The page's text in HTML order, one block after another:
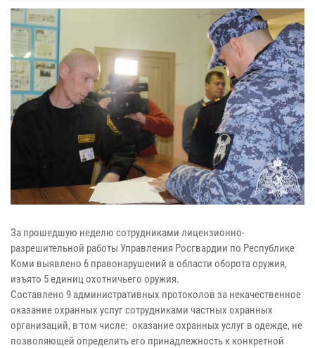
За прошедшую неделю сотрудниками лицензионно-
разрешительной работы Управления Росгвардии по Республике
Коми выявлено 6 правонарушений в области оборота оружия,
изъято 5 единиц охотничьего оружия.
Составлено 9 административных протоколов за некачественное
оказание охранных услуг сотрудниками частных охранных
организаций, в том числе: оказание охранных услуг в одежде, не
позволяющей определить его принадлежность к конкретной